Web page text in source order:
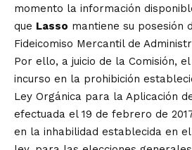
momento la información
que Lasso mantiene su posesión
Fideicomiso Mercantil de
Por ello, a juicio de la Comisión,
incurso en la prohibición
Ley Orgánica para la Aplicación
efectuada el 19 de febrero de
en la inhabilidad establecida en